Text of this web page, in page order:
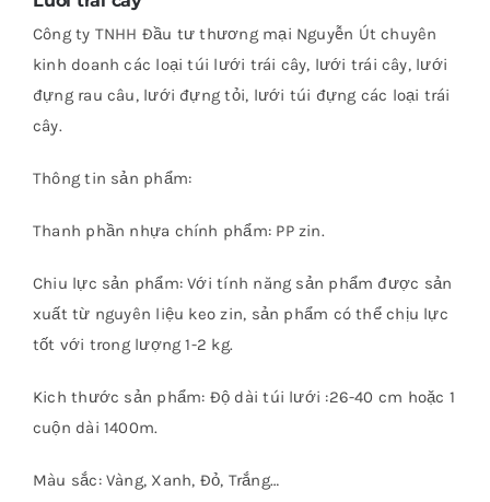
Công ty TNHH Đầu tư thương mại Nguyễn Út chuyên
kinh doanh các loại túi lưới trái cây, lưới trái cây, lưới
đựng rau câu, lưới đựng tỏi, lưới túi đựng các loại trái
cây.
Thông tin sản phẩm:
Thanh phần nhựa chính phẩm: PP zin.
Chiu lực sản phẩm: Với tính năng sản phẩm được sản
xuất từ nguyên liệu keo zin, sản phẩm có thể chịu lực
tốt với trong lượng 1-2 kg.
Kich thước sản phẩm: Độ dài túi lưới :26-40 cm hoặc 1
cuộn dài 1400m.
Màu sắc: Vàng, Xanh, Đỏ, Trắng…